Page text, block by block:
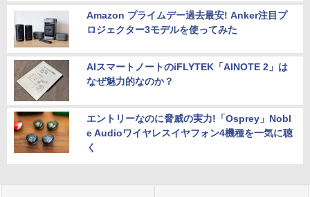
Amazon プライムデー過去最安! Anker注目プ
ロジェクター3モデルを使ってみた
AIスマートノートのiFLYTEK「AINOTE 2」は
なぜ魅力的なのか？
エントリーなのに脅威の実力!「Osprey」Nobl
e Audioワイヤレスイヤフォン4機種を一気に聴
く